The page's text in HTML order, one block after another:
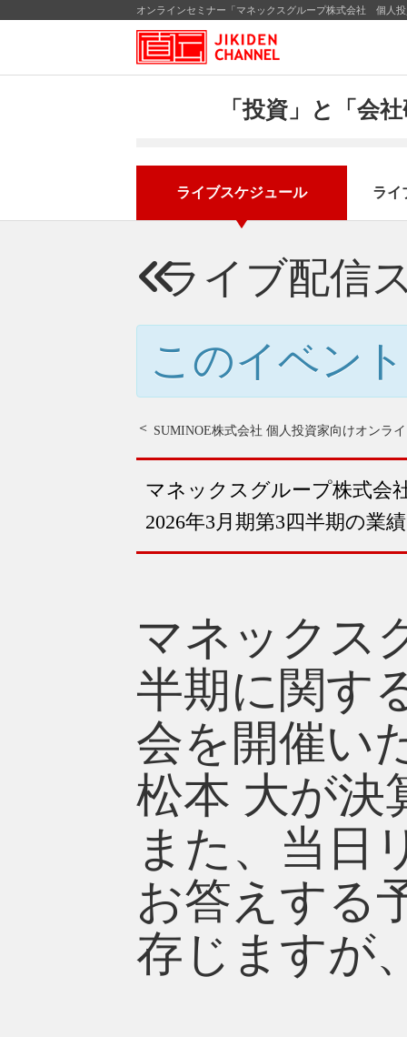
オンラインセミナー「マネックスグループ株式会社 個人
「投資」と「会
ライブスケジュール ライ
ライブ配信
このイベン
SUMINOE株式会社 個人投資家向けオンラ
マネックスグループ株式会
2026年3月期第3四半期の業
マネックス
半期に関す
会を開催い
松本 大が決
また、当日
お答えする
存じますが